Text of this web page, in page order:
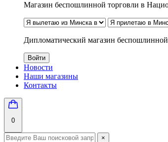
Магазин беспошлинной торговли в
Дипломатический магазин
Войти
Новости
Наши магазины
Контакты
0
×